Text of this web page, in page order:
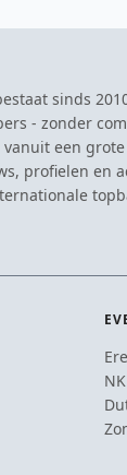
sinds
- zonder
een
profielen en